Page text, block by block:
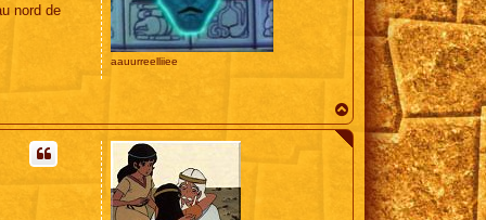
aauurreelliiee
nord de
a
u